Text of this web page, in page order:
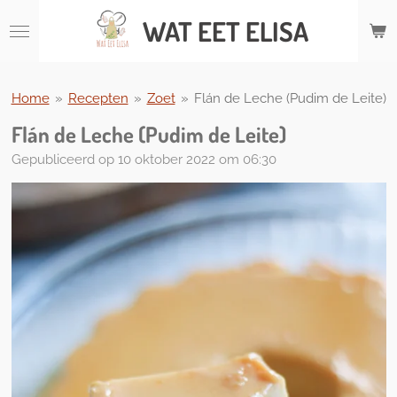
direct
hoofdinhoud
WATEET ELISA
Home » Recepten » Zoet » Flán de Leche (Pudim de Leite)
Flán de Leche (Pudim de Leite)
Gepubliceerd op 10 oktober 2022 om 06:30